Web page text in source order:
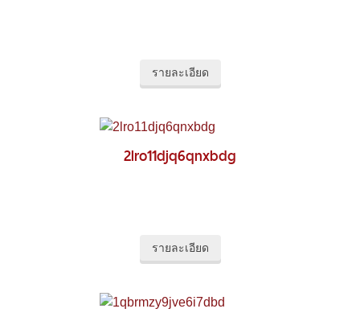
รายละเอียด
2lro11djq6qnxbdg
รายละเอียด